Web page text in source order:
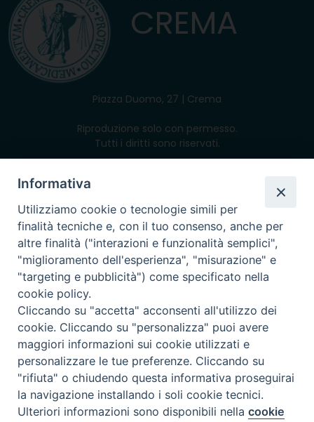
CREMA
Piazza Duomo, 27 | Crema
Riproduzione solo con permesso.
Tutti i diritti sono riservati.
powered with
Preferenze Cookie
Informativa
Utilizziamo cookie o tecnologie simili per
finalità tecniche e, con il tuo consenso, anche per
altre finalità ("interazioni e funzionalità semplici",
"miglioramento dell'esperienza", "misurazione" e
"targeting e pubblicità") come specificato nella
cookie policy.
Cliccando su "accetta" acconsenti all'utilizzo dei
cookie. Cliccando su "personalizza" puoi avere
maggiori informazioni sui cookie utilizzati e
personalizzare le tue preferenze. Cliccando su
"rifiuta" o chiudendo questa informativa proseguirai
la navigazione installando i soli cookie tecnici.
Ulteriori informazioni sono disponibili nellacookie